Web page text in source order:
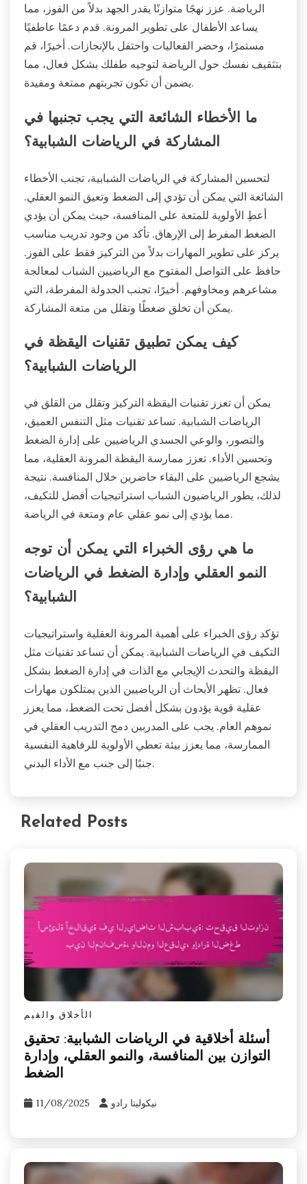
الرياضة. عزز نهجًا متوازنًا يقدر الجهد بدلاً من الفوز، مما
يساعد الأطفال على تطوير المرونة. قدم دعمًا عاطفيًا
مستمرًا، وحضر الفعاليات واحتفل بالإنجازات. أخيرًا، قم
بتثقيف نفسك حول الرياضة لتوجيه طفلك بشكل فعال، مما
يضمن أن تكون تجربتهم ممتعة ومفيدة.
ما الأخطاء الشائعة التي يجب تجنبها في
المشاركة في الرياضات الشبابية؟
لتحسين المشاركة في الرياضات الشبابية، تجنب الأخطاء
الشائعة التي يمكن أن تؤدي إلى الضغط وتعيق النمو العقلي.
أعطِ الأولوية للمتعة على المنافسة، حيث يمكن أن يؤدي
الضغط المفرط إلى الإرهاق. تأكد من وجود تدريب مناسب
يركز على تطوير المهارات بدلاً من التركيز فقط على الفوز.
حافظ على التواصل المفتوح مع الرياضيين الشباب لمعالجة
مشاعرهم ومخاوفهم. أخيرًا، تجنب الجدولة المفرطة، التي
يمكن أن تخلق ضغطًا وتقلل من متعة المشاركة.
كيف يمكن تطبيق تقنيات اليقظة في
الرياضات الشبابية؟
يمكن أن تعزز تقنيات اليقظة التركيز وتقلل من القلق في
الرياضات الشبابية. تساعد تقنيات مثل التنفس العميق،
والتصور، والوعي الجسدي الرياضيين على إدارة الضغط
وتحسين الأداء. تعزز ممارسة اليقظة المرونة العقلية، مما
يشجع الرياضيين على البقاء حاضرين خلال المنافسة. نتيجة
لذلك، يطور الرياضيون الشباب استراتيجيات أفضل للتكيف،
مما يؤدي إلى نمو عقلي عام ومتعة في الرياضة.
ما هي رؤى الخبراء التي يمكن أن توجه
النمو العقلي وإدارة الضغط في الرياضات
الشبابية؟
تؤكد رؤى الخبراء على أهمية المرونة العقلية واستراتيجيات
التكيف في الرياضات الشبابية. يمكن أن تساعد تقنيات مثل
اليقظة والتحدث الإيجابي مع الذات في إدارة الضغط بشكل
فعال. تظهر الأبحاث أن الرياضيين الذين يمتلكون مهارات
عقلية قوية يؤدون بشكل أفضل تحت الضغط، مما يعزز
نموهم العام. يجب على المدربين دمج التدريب العقلي في
الممارسة، مما يعزز بيئة تعطي الأولوية للرفاهية النفسية
جنبًا إلى جنب مع الأداء البدني.
Related Posts
الأخلاق والقيم
أسئلة أخلاقية في الرياضات الشبابية: تحقيق
التوازن بين المنافسة، والنمو العقلي، وإدارة
الضغط
11/08/2025 نيكوليتا رادو